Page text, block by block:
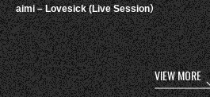
aimi – Lovesick (Live Session）
VIEW MORE